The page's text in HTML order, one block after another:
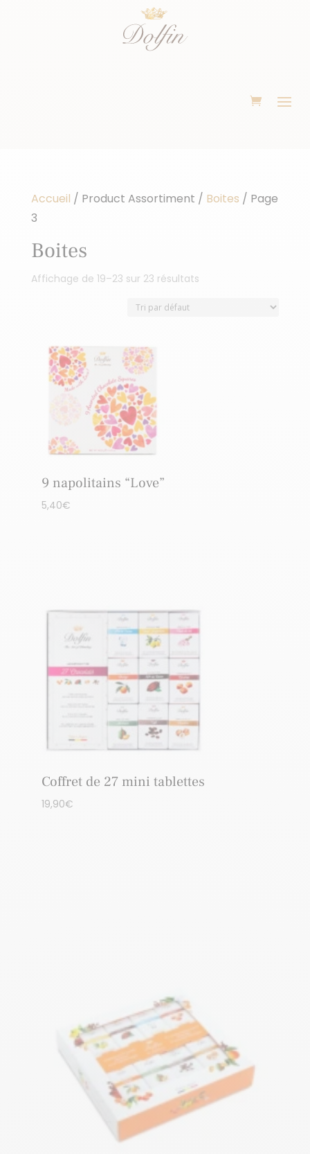
Accueil / Product Assortiment / Boites / Page
3
Boites
Affichage de 19–23 sur 23 résultats
9 napolitains “Love”
5,40€
Coffret de 27 mini tablettes
19,90€